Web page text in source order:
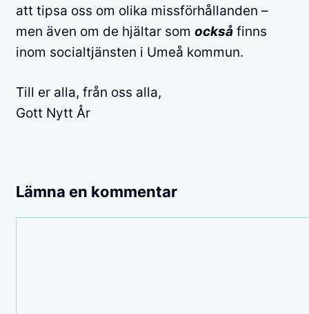
att tipsa oss om olika missförhållanden –
men även om de hjältar som också finns
inom socialtjänsten i Umeå kommun.
Till er alla, från oss alla,
Gott Nytt År
Lämna en kommentar